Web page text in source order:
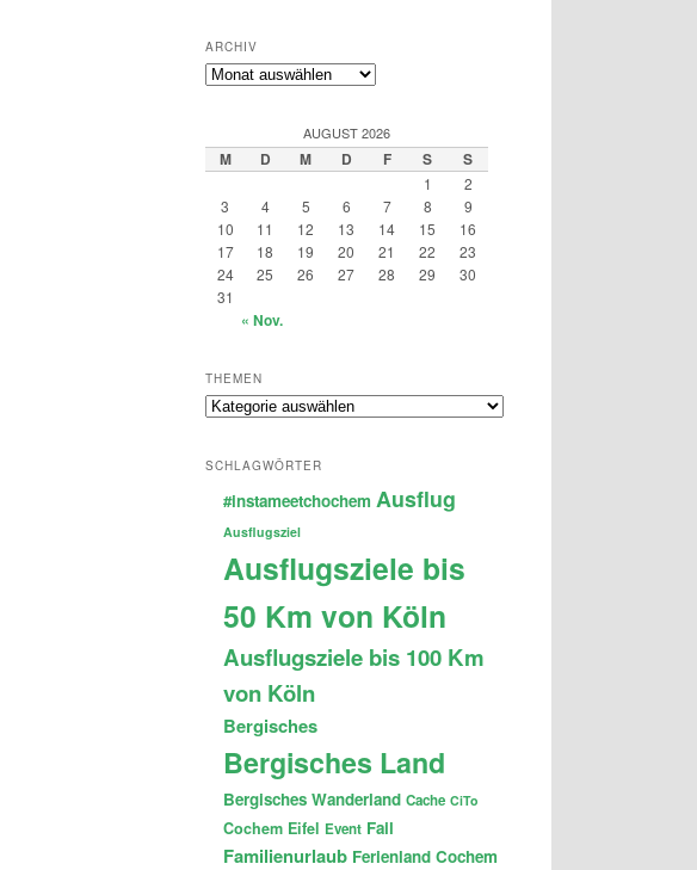
ARCHIV
Archiv
AUGUST 2026
M D M D F S S
1
2
3
4 5 6 7 8
9
10
11 12 13 14 15
16
17
18 19 20 21 22
23
24
25 26 27 28 29
30
31
« Nov.
THEMEN
Themen
SCHLAGWÖRTER
#instameetchochem Ausflug
Ausflugsziel
Ausflugsziele bis
50 Km von Köln
Ausflugsziele bis 100 Km
von Köln
Bergisches
Bergisches Land
Bergisches Wanderland Cache CiTo
Cochem Eifel Event Fail
Familienurlaub Ferienland Cochem